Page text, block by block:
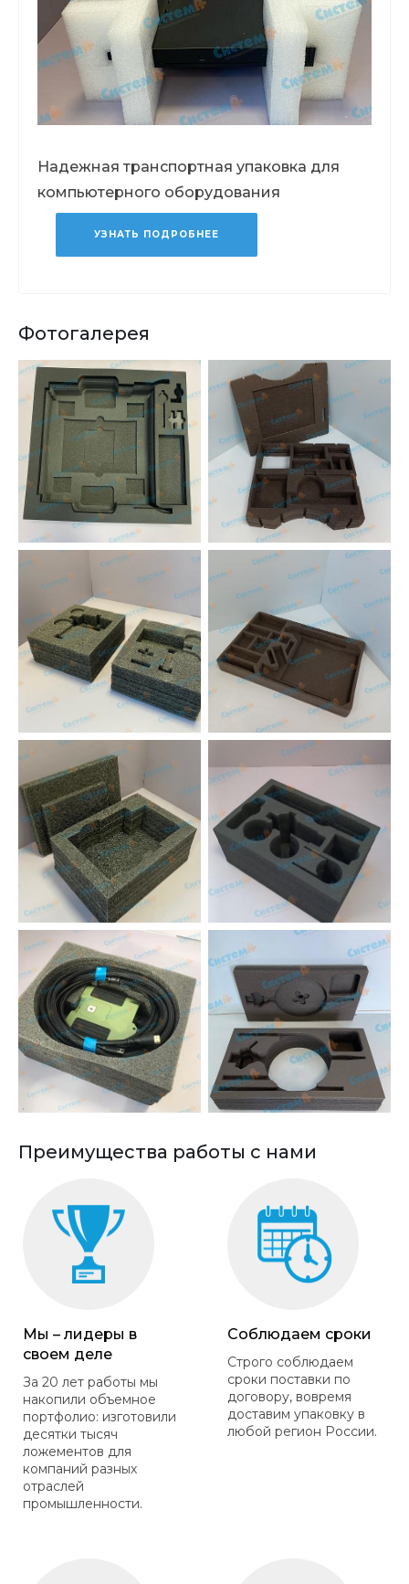
Надежная транспортная упаковка для
компьютерного оборудования
УЗНАТЬ ПОДРОБНЕЕ
Фотогалерея
Преимущества работы с нами
Мы – лидеры в
своем деле
За 20 лет работы мы
накопили объемное
портфолио: изготовили
десятки тысяч
ложементов для
компаний разных
отраслей
промышленности.
Соблюдаем сроки
Строго соблюдаем
сроки поставки по
договору, вовремя
доставим упаковку в
любой регион России.